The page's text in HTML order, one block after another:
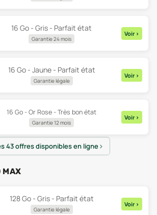
16 Go - Gris - Parfait état
Garantie 24 mois
Voir >
16 Go - Jaune - Parfait état
Garantie légale
Voir >
16 Go - Or Rose - Très bon état
Garantie 12 mois
Voir >
43 offres disponibles en ligne
MAX
128 Go - Gris - Parfait état
Garantie légale
Voir >